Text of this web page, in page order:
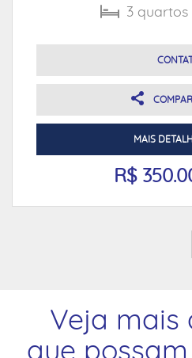
3 quartos
MAIS
R$
Veja mais
que